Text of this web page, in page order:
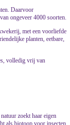
Daarvoor
ongeveer 4000 soorten.
met een voorliefde
planten, eetbare,
volledig vrij van
zoekt haar eigen
als biotoop voor insecten